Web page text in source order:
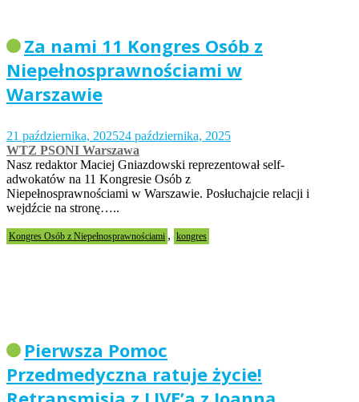
Za nami 11 Kongres Osób z
Niepełnosprawnościami w
Warszawie
21 października, 202524 października, 2025
WTZ PSONI Warszawa
Nasz redaktor Maciej Gniazdowski reprezentował self-
adwokatów na 11 Kongresie Osób z
Niepełnosprawnościami w Warszawie. Posłuchajcie relacji i
wejdźcie na stronę…..
Kongres Osób z Niepełnosprawnościami , kongres
Pierwsza Pomoc
Przedmedyczna ratuje życie!